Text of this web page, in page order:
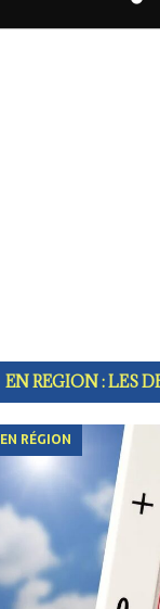
EN REGION : LES
EN RÉGION